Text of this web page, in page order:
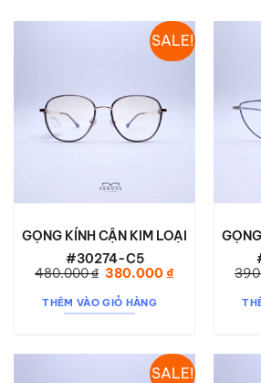
SALE!
GỌNG KÍNH CẬN KIM LOẠI
#30274-C5
480.000₫ Giá
là:
480.000 ₫.
380.000₫Giá
THÊM VÀO GIỎ HÀNG
SALE!